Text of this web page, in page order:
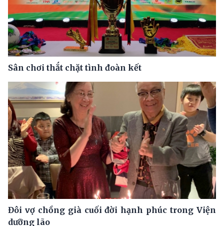
Sân chơi thắt chặt tình đoàn kết
Đôi vợ chồng già cuối đời hạnh phúc trong Viện
dưỡng lão